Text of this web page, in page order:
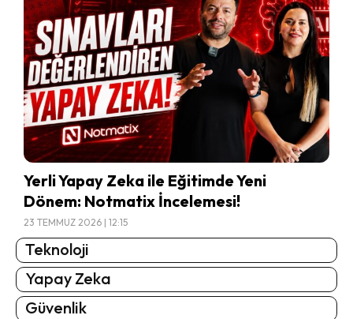
Yerli Yapay Zeka ile Eğitimde Yeni
Dönem: Notmatix İncelemesi!
23 TEMMUZ 2026 | 12:15
Teknoloji
Yapay Zeka
Güvenlik